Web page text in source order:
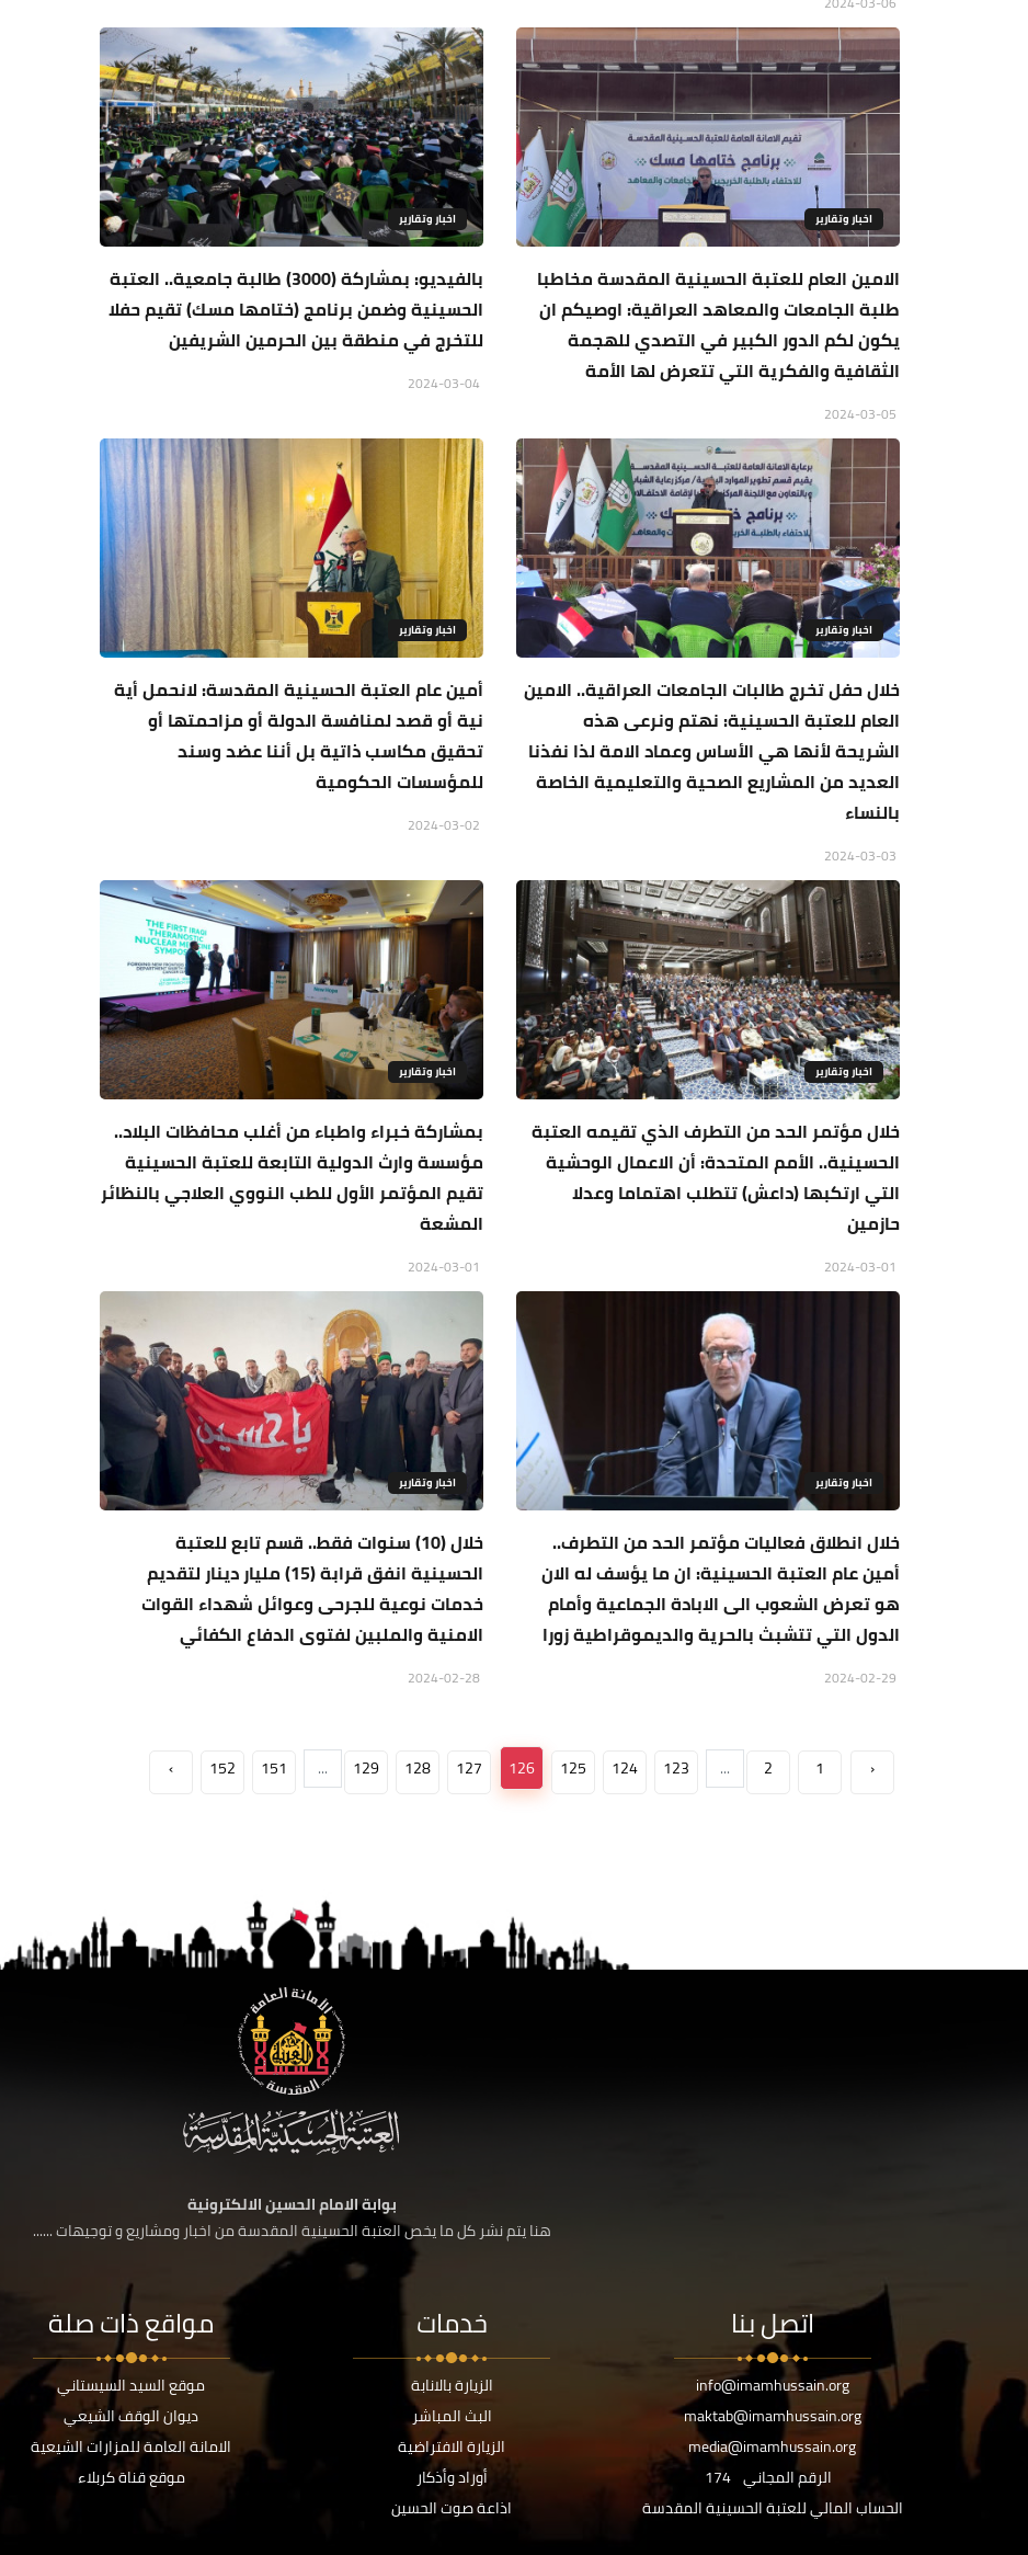
اخبار وتقارير
الامين العام للعتبة الحسينية المقدسة مخاطبا
طلبة الجامعات والمعاهد العراقية: اوصيكم ان
يكون لكم الدور الكبير في التصدي للهجمة
الثقافية والفكرية التي تتعرض لها الأمة
اخبار وتقارير
بالفيديو: بمشاركة (3000) طالبة جامعية.. العتبة
الحسينية وضمن برنامج (ختامها مسك) تقيم حفلا
للتخرج في منطقة بين الحرمين الشريفين
اخبار وتقارير
خلال حفل تخرج طالبات الجامعات العراقية.. الامين
العام للعتبة الحسينية: نهتم ونرعى هذه
الشريحة لأنها هي الأساس وعماد الامة لذا نفذنا
العديد من المشاريع الصحية والتعليمية الخاصة
بالنساء
اخبار وتقارير
أمين عام العتبة الحسينية المقدسة: لانحمل أية
نية أو قصد لمنافسة الدولة أو مزاحمتها أو
تحقيق مكاسب ذاتية بل أننا عضد وسند
للمؤسسات الحكومية
اخبار وتقارير
خلال مؤتمر الحد من التطرف الذي تقيمه العتبة
الحسينية.. الأمم المتحدة: أن الاعمال الوحشية
التي ارتكبها (داعش) تتطلب اهتماما وعدلا
حازمين
اخبار وتقارير
بمشاركة خبراء واطباء من أغلب محافظات البلاد..
مؤسسة وارث الدولية التابعة للعتبة الحسينية
تقيم المؤتمر الأول للطب النووي العلاجي بالنظائر
المشعة
اخبار وتقارير
خلال انطلاق فعاليات مؤتمر الحد من التطرف..
أمين عام العتبة الحسينية: ان ما يؤسف له الان
هو تعرض الشعوب الى الابادة الجماعية وأمام
الدول التي تتشبث بالحرية والديموقراطية زورا
اخبار وتقارير
خلال (10) سنوات فقط.. قسم تابع للعتبة
الحسينية انفق قرابة (15) مليار دينار لتقديم
خدمات نوعية للجرحى وعوائل شهداء القوات
الامنية والملبين لفتوى الدفاع الكفائي
‹
1
2
...
123
124
125
126
127
128
129
...
151
152
›
بوابة الامام الحسين الالكترونية
هنا يتم نشر كل ما يخص العتبة الحسينية المقدسة من اخبار ومشاريع و توجيهات ......
اتصل بنا
info@imamhussain.org
maktab@imamhussain.org
media@imamhussain.org
الرقم المجاني 174
الحساب المالي للعتبة الحسينية المقدسة
خدمات
الزيارة بالانابة
البث المباشر
الزيارة الافتراضية
أوراد وأذكار
اذاعة صوت الحسين
مواقع ذات صلة
موقع السيد السيستاني
ديوان الوقف الشيعي
الامانة العامة للمزارات الشيعية
موقع قناة كربلاء